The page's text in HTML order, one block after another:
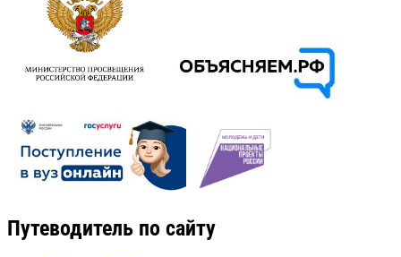
Путеводитель по сайту